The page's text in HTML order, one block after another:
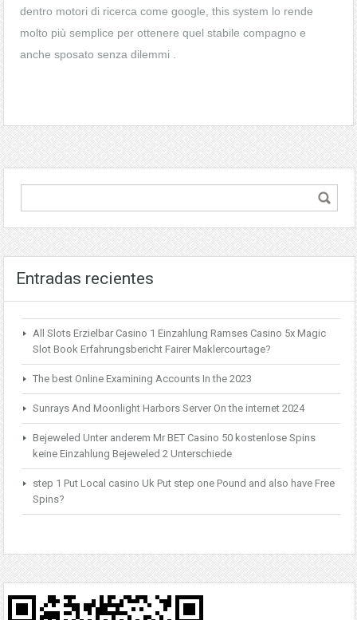
dentro motori di ricerca come google, this system lo rende
molto più semplice per ottenere quel stabile compagno e
anche sposato senza dilemmi .
Entradas recientes
All Slots Erzielbar Casino 1 Einzahlung Ramses Casino 5x Magic
Slot Book Erfahrungsbericht Fairer Maklercourtage?
The best Online Examining Accounts In the 2023
Sunrays And Moonlight Harbors Server On the internet 2024
Bejeweled Unter anderem Mr BET Casino 50 kostenlose Spins
keine Einzahlung Bejeweled 2 Unterschiede
step 1 Put Local casino Uk Put step one Pound and also have Free
Spins?